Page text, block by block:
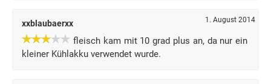
xxblaubaerxx 1. August 2014
fleisch kam mit 10 grad plus an, da nur ein
kleiner Kühlakku verwendet wurde.